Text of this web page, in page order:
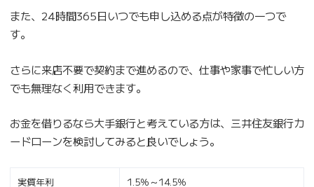
また、24時間365日いつでも申し込める点が特徴の一つで
す。
さらに来店不要で契約まで進めるので、仕事や家事で忙しい方
でも無理なく利用できます。
お金を借りるなら大手銀行と考えている方は、三井住友銀行カ
ードローンを検討してみると良いでしょう。
実質年利 1.5％～14.5％